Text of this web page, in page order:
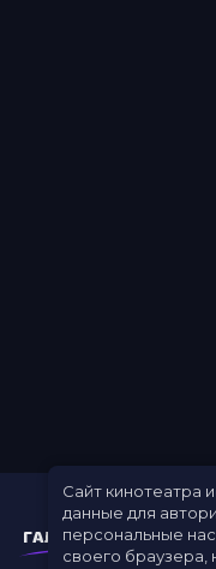
Сайт кинотеатра
данные для
персональные
своего браузера,